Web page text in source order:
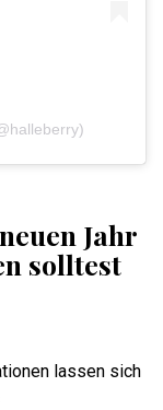
Jahr
solltest
lassen sich